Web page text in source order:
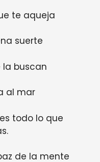
te aqueja
suerte
la buscan
al mar
todo lo que
de la mente